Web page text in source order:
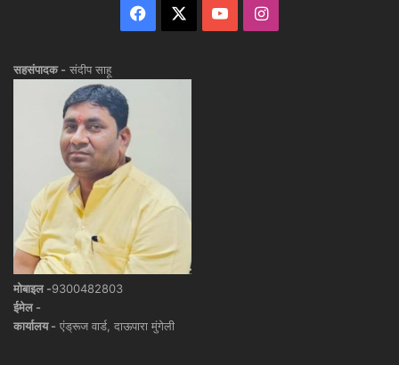
Facebook YouTubeInstagram
सहसंपादक - संदीप साहू
मोबाइल -9300482803
ईमेल -
कार्यालय - एंड्रूज वार्ड, दाऊपारा मुंगेली